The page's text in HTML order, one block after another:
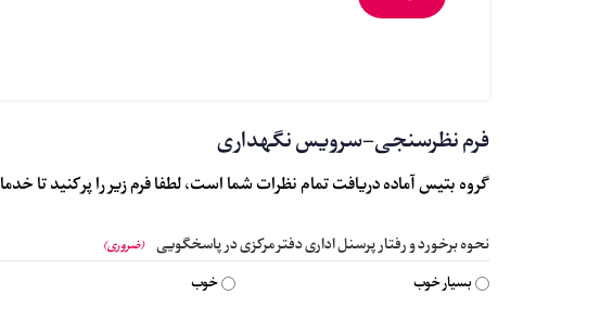
فرم نظرسنجی-سرویس نگهداری
گروه بتیس آماده دریافت تمام نظرات شما است، لطفا فرم زیر را پر کنید تا
نحوه برخورد و رفتار پرسنل اداری دفتر مرکزی در پاسخگویی (ضروری)
بسیار خوب خوب